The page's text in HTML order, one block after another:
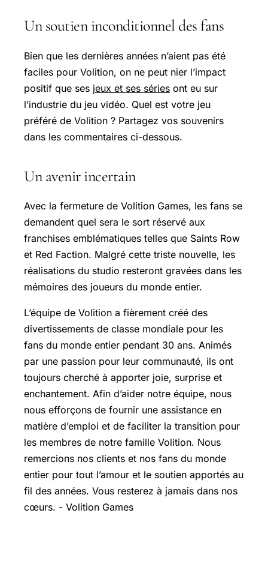
Un soutien inconditionnel des fans
Bien que les dernières années n’aient pas été
faciles pour Volition, on ne peut nier l’impact
positif que ses jeux et ses séries ont eu sur
l’industrie du jeu vidéo. Quel est votre jeu
préféré de Volition ? Partagez vos souvenirs
dans les commentaires ci-dessous.
Un avenir incertain
Avec la fermeture de Volition Games, les fans se
demandent quel sera le sort réservé aux
franchises emblématiques telles que Saints Row
et Red Faction. Malgré cette triste nouvelle, les
réalisations du studio resteront gravées dans les
mémoires des joueurs du monde entier.
L’équipe de Volition a fièrement créé des
divertissements de classe mondiale pour les
fans du monde entier pendant 30 ans. Animés
par une passion pour leur communauté, ils ont
toujours cherché à apporter joie, surprise et
enchantement. Afin d’aider notre équipe, nous
nous efforçons de fournir une assistance en
matière d’emploi et de faciliter la transition pour
les membres de notre famille Volition. Nous
remercions nos clients et nos fans du monde
entier pour tout l’amour et le soutien apportés au
fil des années. Vous resterez à jamais dans nos
cœurs. - Volition Games